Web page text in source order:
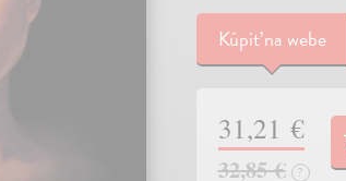
Kúpiťna webe
31,21 €
32,85 € ?